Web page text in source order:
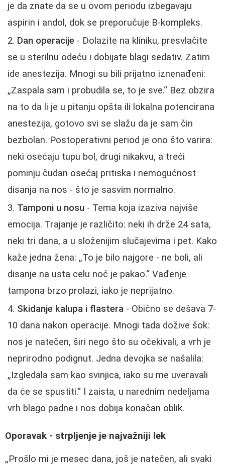
je da znate da se u ovom periodu izbegavaju
aspirin i andol, dok se preporučuje B-kompleks.
Dan operacije - Dolazite na kliniku, presvlačite
se u sterilnu odeću i dobijate blagi sedativ. Zatim
ide anestezija. Mnogi su bili prijatno iznenađeni:
„Zaspala sam i probudila se, to je sve.“ Bez obzira
na to da li je u pitanju opšta ili lokalna potencirana
anestezija, gotovo svi se slažu da je sam čin
bezbolan. Postoperativni period je ono što varira:
neki osećaju tupu bol, drugi nikakvu, a treći
pominju čudan osećaj pritiska i nemogućnost
disanja na nos - što je sasvim normalno.
Tamponi u nosu - Tema koja izaziva najviše
emocija. Trajanje je različito: neki ih drže 24 sata,
neki tri dana, a u složenijim slučajevima i pet. Kako
kaže jedna žena: „To je bilo najgore - ne boli, ali
disanje na usta celu noć je pakao.“ Vađenje
tampona brzo prolazi, iako je neprijatno.
Skidanje kalupa i flastera - Obično se dešava 7-
10 dana nakon operacije. Mnogi tada dožive šok:
nos je natečen, širi nego što su očekivali, a vrh je
neprirodno podignut. Jedna devojka se našalila:
„Izgledala sam kao svinjica, iako su me uveravali
da će se spustiti.“ I zaista, u narednim nedeljama
vrh blago padne i nos dobija konačan oblik.
Oporavak - strpljenje je najvažniji lek
„Prošlo mi je mesec dana, još je natečen, ali svaki